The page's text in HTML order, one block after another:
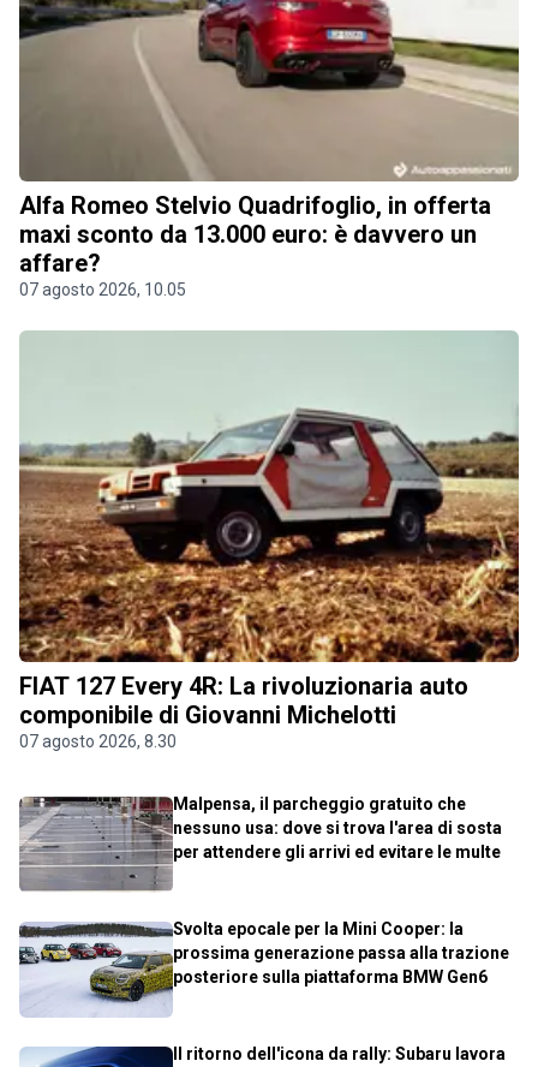
Alfa Romeo Stelvio Quadrifoglio, in offerta
maxi sconto da 13.000 euro: è davvero un
affare?
07 agosto 2026, 10.05
FIAT 127 Every 4R: La rivoluzionaria auto
componibile di Giovanni Michelotti
07 agosto 2026, 8.30
Malpensa, il parcheggio gratuito che
nessuno usa: dove si trova l'area di sosta
per attendere gli arrivi ed evitare le multe
Svolta epocale per la Mini Cooper: la
prossima generazione passa alla trazione
posteriore sulla piattaforma BMW Gen6
Il ritorno dell'icona da rally: Subaru lavora